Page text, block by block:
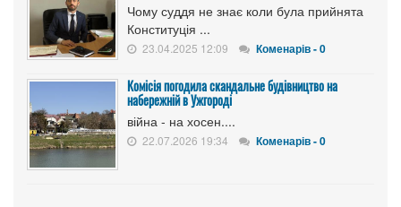
Чому суддя не знає коли була прийнята
Конституція ...
23.04.2025 12:09 Коменарів - 0
Комісія погодила скандальне будівництво на
набережній в Ужгороді
війна - на хосен....
22.07.2026 19:34 Коменарів - 0